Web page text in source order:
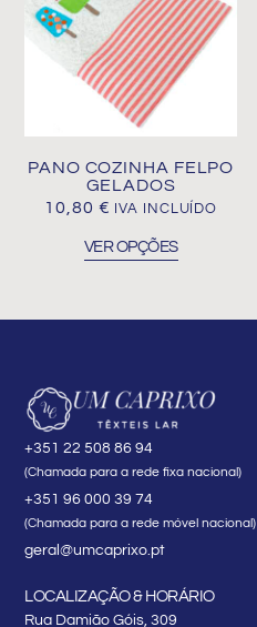
PANO COZINHA FELPO
GELADOS
10,80 € IVA INCLUÍDO
VER OPÇÕES
multiple
variants.
The
chosen
on
product
+351 22 508 86 94
(Chamada para a rede fixa nacional)
+351 96 000 39 74
(Chamada para a rede móvel nacional)
geral@umcaprixo.pt
LOCALIZAÇÃO & HORÁRIO
Rua Damião Góis, 309